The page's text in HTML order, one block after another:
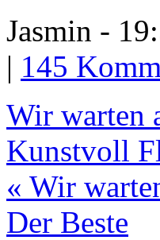
Jasmin -
| 145
Wir warten
Kunstvoll
« Wir
Der Beste